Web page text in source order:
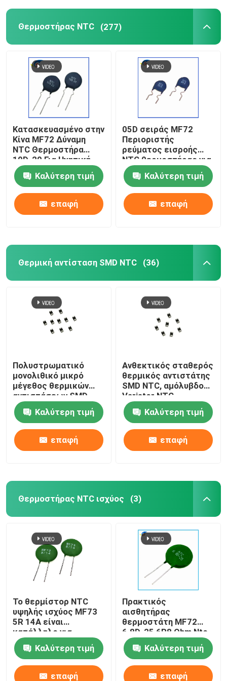
Μικροσκοπική ασφάλεια για φυσίγγια
Θερμοστήρας NTC (277)
Κατασκευασμένο στην
Κίνα MF72 Δύναμη
NTC Θερμοστήρα
10D-20 Για Ηχητική
Εναλλακτική
τροφοδοσία και
Inverter Spot
Καλύτερη τιμή
επαφή
05D σειράς MF72
Περιοριστής
ρεύματος εισροής
NTC θερμοστήρας για
λαμπτήρες
εξοικονόμησης
ενέργειας,
βαλλάστρες,
τροφοδοσίες
Καλύτερη τιμή
επαφή
Θερμική αντίσταση SMD NTC (36)
Πολυστρωματικό
μονολιθικό μικρό
μέγεθος θερμικών
αντιστάσεων SMD
NTC για την
ηλεκτρονική
Καλύτερη τιμή
επαφή
Ανθεκτικός σταθερός
θερμικός αντιστάτης
SMD NTC, αμόλυβδο
Varistor NTC
Καλύτερη τιμή
επαφή
Θερμοστήρας NTC ισχύος (3)
Το θερμίστορ NTC
υψηλής ισχύος MF73
5R 14A είναι
κατάλληλο για
τροφοδοσία υψηλής
ισχύος υψηλής ισχύος
Καλύτερη τιμή
επαφή
Πρακτικός
αισθητήρας
θερμοστάτη MF72
6.8D-25 6R8 Ohm Ntc
Καλύτερη τιμή
επαφή